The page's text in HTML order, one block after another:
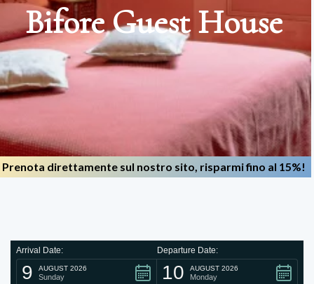
Bifore Guest House
Prenota direttamente sul nostro sito, risparmi fino al 15%!
Arrival Date:
9 AUGUST 2026
Sunday
Departure Date:
10 AUGUST 2026
Monday